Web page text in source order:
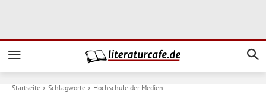
Startseite Schlagworte Hochschule der Medien